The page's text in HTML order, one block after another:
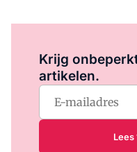
Krijg
artikelen.
Lees